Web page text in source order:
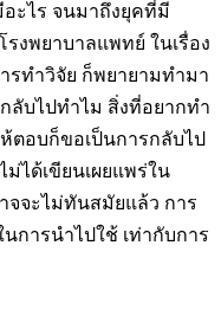
อะไร จนมาถึงยุคที่มี
งพยาบาลแพทย์ ในเรื่อง
รทำวิจัย ก็พยายามทำมา
ลับไปทำไม สิ่งที่อยากทำ
ตอบก็ขอเป็นการกลับไป
ม่ได้เขียนเผยแพร่ใน
จจะไม่ทันสมัยแล้ว การ
การนำไปใช้ เท่ากับการ